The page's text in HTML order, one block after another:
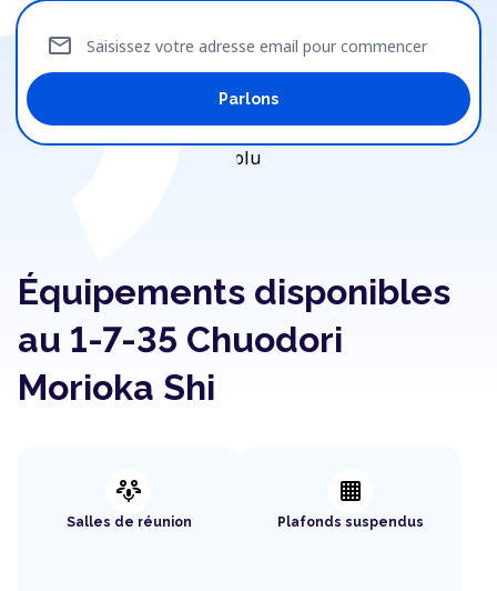
Saisissez votre adresse email pour commencer
mail
Parlons
Équipements disponibles
au 1-7-35 Chuodori
Morioka Shi
adaptive_audio_mic
Salles de réunion
background_grid_small
Plafonds suspendus